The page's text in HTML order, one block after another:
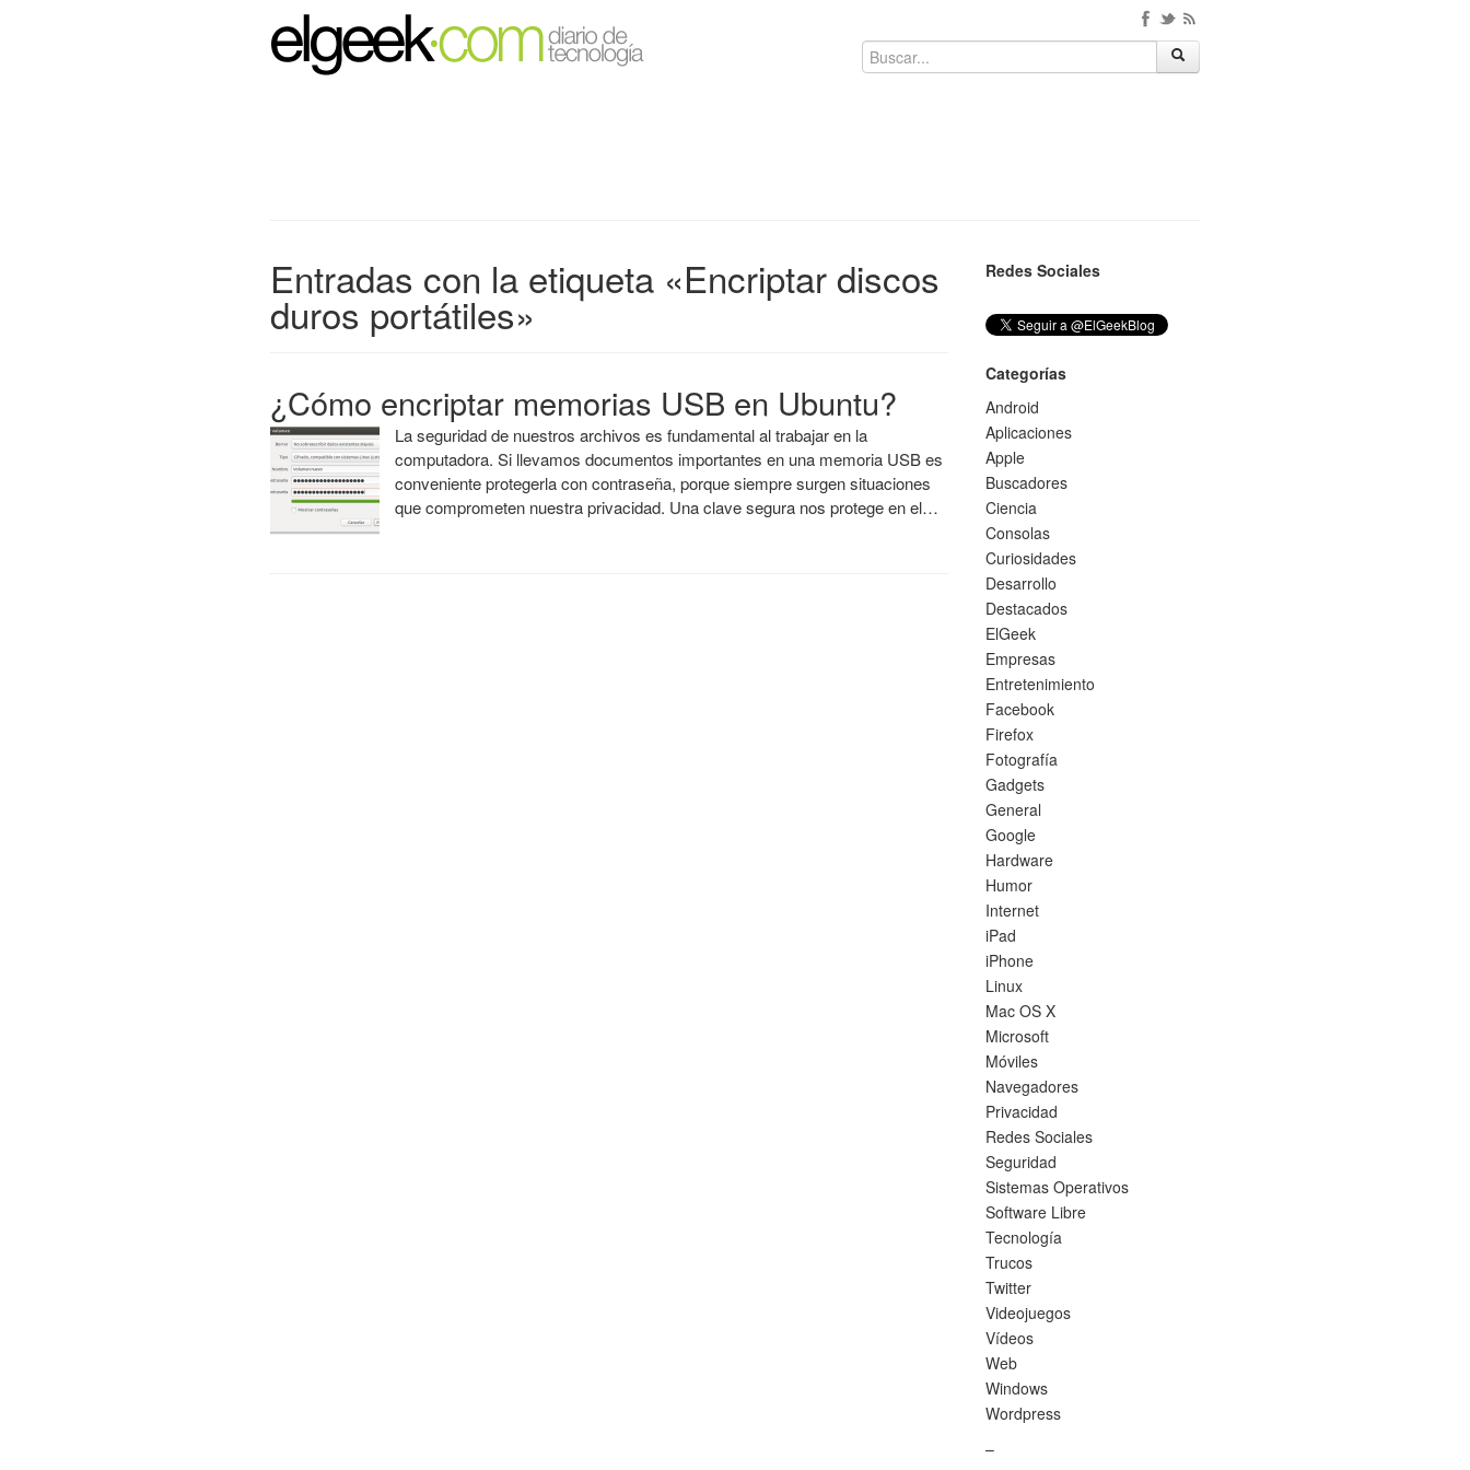
Entradas con la etiqueta «Encriptar discos
duros portátiles»
¿Cómo encriptar memorias USB en Ubuntu?
La seguridad de nuestros archivos es fundamental al trabajar en la
computadora. Si llevamos documentos importantes en una memoria USB es
conveniente protegerla con contraseña, porque siempre surgen situaciones
que comprometen nuestra privacidad. Una clave segura nos protege en el…
Redes Sociales
Categorías
Android
Aplicaciones
Apple
Buscadores
Ciencia
Consolas
Curiosidades
Desarrollo
Destacados
ElGeek
Empresas
Entretenimiento
Facebook
Firefox
Fotografía
Gadgets
General
Google
Hardware
Humor
Internet
iPad
iPhone
Linux
Mac OS X
Microsoft
Móviles
Navegadores
Privacidad
Redes Sociales
Seguridad
Sistemas Operativos
Software Libre
Tecnología
Trucos
Twitter
Videojuegos
Vídeos
Web
Windows
Wordpress
–